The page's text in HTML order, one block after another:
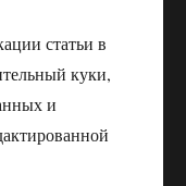
статьи в
куки,
и